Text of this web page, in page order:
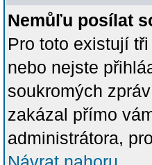
Nemůľu posílat
Pro toto existují
nebo nejste
soukromých
zakázal přímo
administrátora,